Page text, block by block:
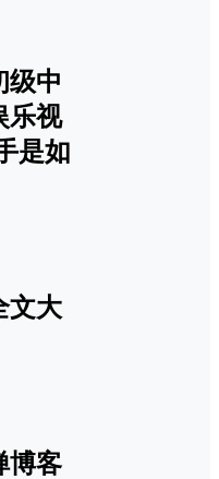
级中
乐视
是如
文大
博客